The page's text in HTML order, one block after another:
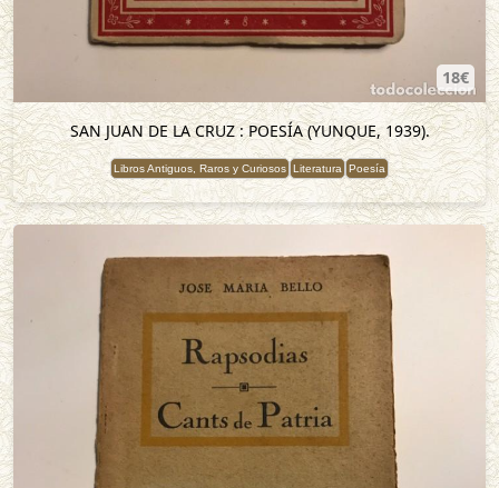
18€
SAN JUAN DE LA CRUZ : POESÍA (YUNQUE, 1939).
Libros Antiguos, Raros y Curiosos Literatura Poesía